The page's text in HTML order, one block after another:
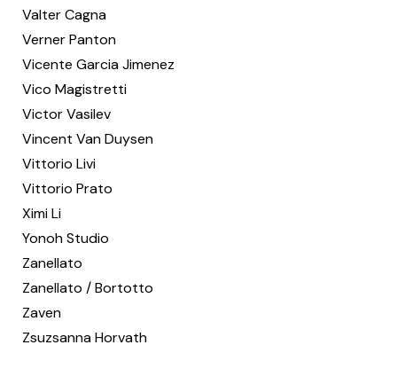
Valter Cagna
Verner Panton
Vicente Garcia Jimenez
Vico Magistretti
Victor Vasilev
Vincent Van Duysen
Vittorio Livi
Vittorio Prato
Ximi Li
Yonoh Studio
Zanellato
Zanellato / Bortotto
Zaven
Zsuzsanna Horvath